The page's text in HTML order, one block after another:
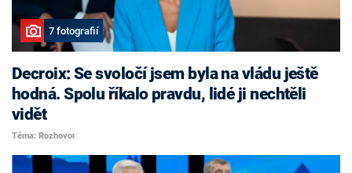
7 fotografií
Decroix: Se svoločí jsem byla na vládu ještě
hodná. Spolu říkalo pravdu, lidé ji nechtěli
vidět
Téma: Rozhovor